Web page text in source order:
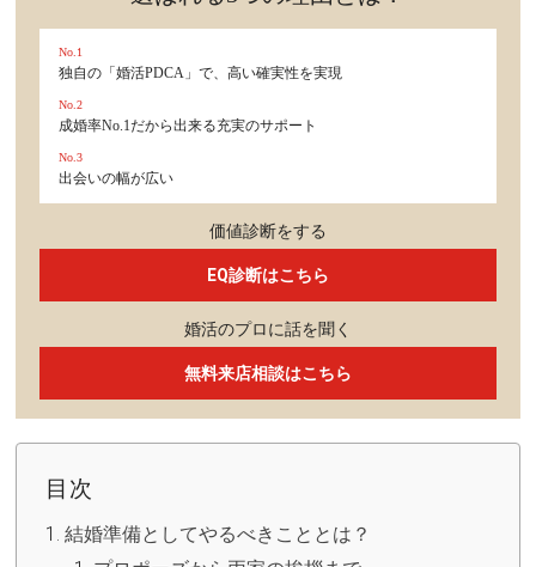
No.1
独自の「婚活PDCA」で、高い確実性を実現
No.2
成婚率No.1だから出来る充実のサポート
No.3
出会いの幅が広い
価値診断をする
EQ診断はこちら
婚活のプロに話を聞く
無料来店相談はこちら
目次
結婚準備としてやるべきこととは？